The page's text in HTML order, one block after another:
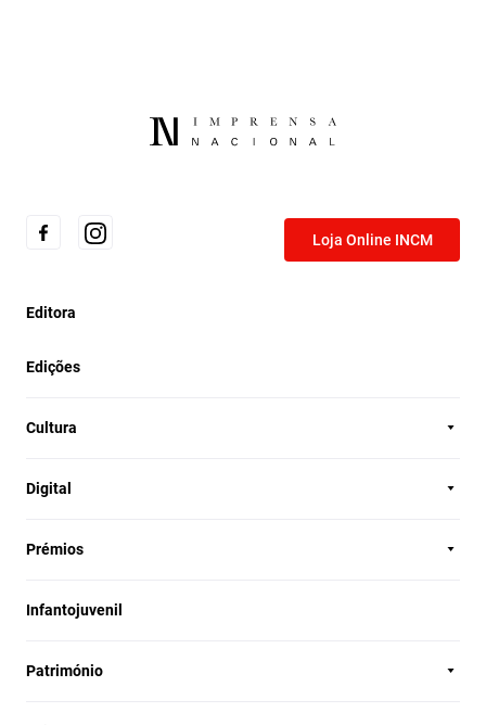
Loja Online INCM
Editora
Edições
Cultura
Digital
Prémios
Infantojuvenil
Património